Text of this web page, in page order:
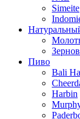
Simeite
Пиво
Bali
Harbin